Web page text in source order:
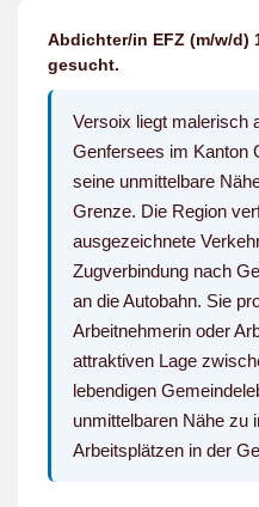
Abdichter/in EFZ (m/w/d)
gesucht.
Versoix liegt malerisch
Genfersees im Kanton
seine unmittelbare
Grenze. Die Region
ausgezeichnete
Zugverbindung nach
an die Autobahn. Sie
Arbeitnehmerin oder
attraktiven Lage
lebendigen
unmittelbaren Nähe zu
Arbeitsplätzen in der